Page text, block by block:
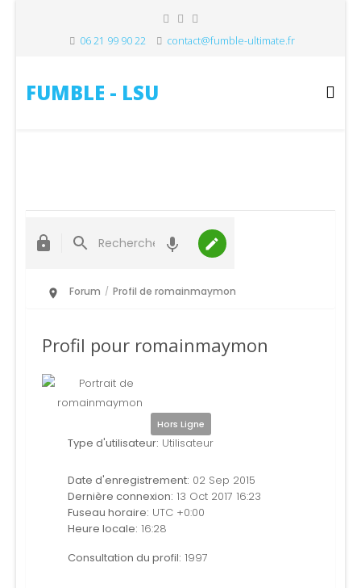
06 21 99 90 22 contact@fumble-ultimate.fr
FUMBLE - LSU
Forum / Profil de romainmaymon
Profil pour romainmaymon
Hors Ligne
Type d'utilisateur: Utilisateur
Date d'enregistrement: 02 Sep 2015
Dernière connexion: 13 Oct 2017 16:23
Fuseau horaire: UTC +0:00
Heure locale: 16:28
Consultation du profil: 1997